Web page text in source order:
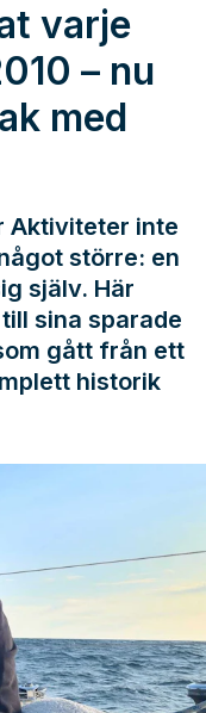
varje
– nu
med
Aktiviteter inte
större: en
själv. Här
sina sparade
gått från ett
historik